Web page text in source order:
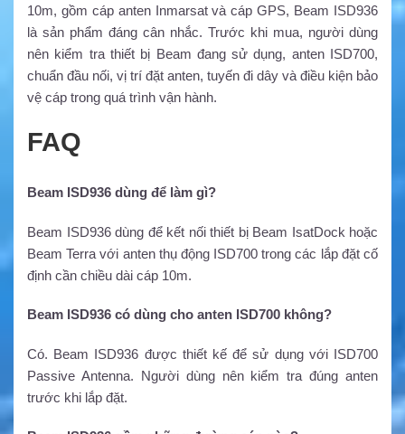
10m, gồm cáp anten Inmarsat và cáp GPS, Beam ISD936
là sản phẩm đáng cân nhắc. Trước khi mua, người dùng
nên kiểm tra thiết bị Beam đang sử dụng, anten ISD700,
chuẩn đầu nối, vị trí đặt anten, tuyến đi dây và điều kiện bảo
vệ cáp trong quá trình vận hành.
FAQ
Beam ISD936 dùng để làm gì?
Beam ISD936 dùng để kết nối thiết bị Beam IsatDock hoặc
Beam Terra với anten thụ động ISD700 trong các lắp đặt cố
định cần chiều dài cáp 10m.
Beam ISD936 có dùng cho anten ISD700 không?
Có. Beam ISD936 được thiết kế để sử dụng với ISD700
Passive Antenna. Người dùng nên kiểm tra đúng anten
trước khi lắp đặt.